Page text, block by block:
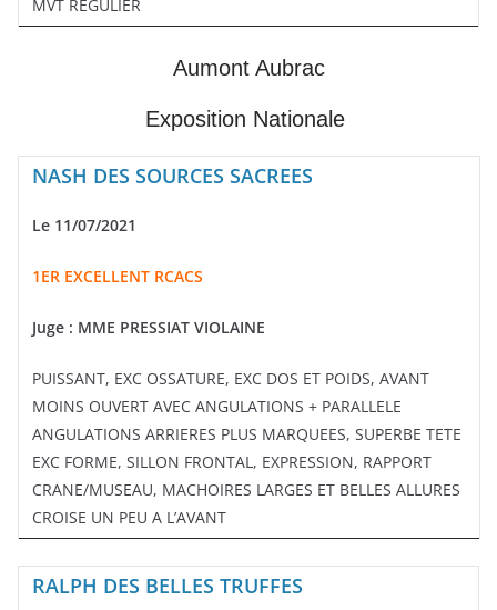
MVT REGULIER
Aumont Aubrac
Exposition Nationale
NASH DES SOURCES SACREES
Le 11/07/2021
1ER EXCELLENT RCACS
Juge : MME PRESSIAT VIOLAINE
PUISSANT, EXC OSSATURE, EXC DOS ET POIDS, AVANT
MOINS OUVERT AVEC ANGULATIONS + PARALLELE
ANGULATIONS ARRIERES PLUS MARQUEES, SUPERBE TETE
EXC FORME, SILLON FRONTAL, EXPRESSION, RAPPORT
CRANE/MUSEAU, MACHOIRES LARGES ET BELLES ALLURES
CROISE UN PEU A L’AVANT
RALPH DES BELLES TRUFFES